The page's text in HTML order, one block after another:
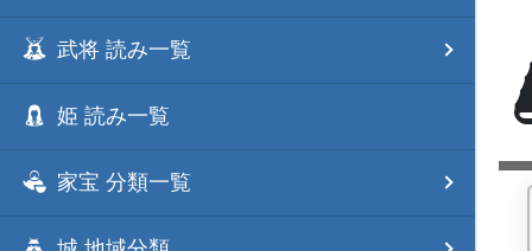
武将 読み一覧
姫 読み一覧
家宝 分類一覧